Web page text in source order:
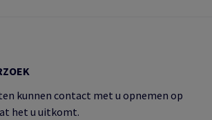
kunnen contact met u opnemen op
het u uitkomt.